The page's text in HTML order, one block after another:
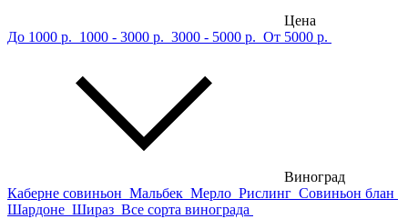
Цена
До 1000 р. 1000 - 3000 р. 3000 - 5000 р. От 5000 р.
Виноград
Каберне совиньон Мальбек Мерло Рислинг Совиньон блан
Шардоне Шираз Все сорта винограда